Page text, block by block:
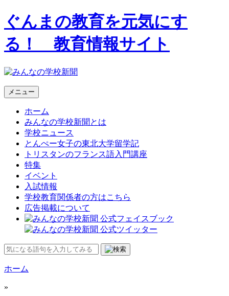
ぐんまの教育を元気にす
る！ 教育情報サイト
メニュー
ホーム
みんなの学校新聞とは
学校ニュース
とんぺー女子の東北大学留学記
トリスタンのフランス語入門講座
特集
イベント
入試情報
学校教育関係者の方はこちら
広告掲載について
ホーム
»